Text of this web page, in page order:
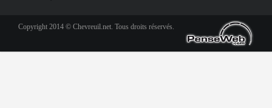
Copyright 2014 © Chevreuil.net. Tous droits réservés.